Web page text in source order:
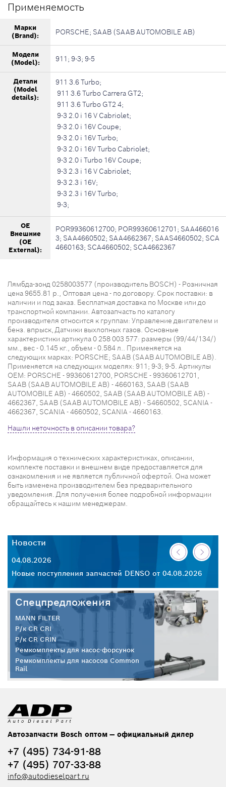
Применяемость
Марки
(Brand):
PORSCHE; SAAB (SAAB AUTOMOBILE AB)
Модели
(Model):
911; 9-3; 9-5
Детали
(Model
details):
911 3.6 Turbo;
911 3.6 Turbo Carrera GT2;
911 3.6 Turbo GT2 4;
9-3 2.0 i 16 V Cabriolet;
9-3 2.0 i 16V Coupe;
9-3 2.0 i 16V Turbo;
9-3 2.0 i 16V Turbo Cabriolet;
9-3 2.0 i Turbo 16V Coupe;
9-3 2.3 i 16 V Cabriolet;
9-3 2.3 i 16V;
9-3 2.3 i 16V Turbo;
9-3;
OE
Внешние
(OE
External):
POR99360612700; POR99360612701; SAA466016
3; SAA4660502; SAA4662367; SAAS4660502; SCA
4660163; SCA4660502; SCA4662367
Лямбда-зонд 0258003577 (производитель BOSCH) - Розничная
цена 9655.81 р., Оптовая цена - по договору. Срок поставки: в
наличии и под заказ. Бесплатная доставка по Москве или до
транспортной компании. Автозапчасть по каталогу
производителя относится к группам: Управление двигателем и
бенз. впрыск, Датчики выхлопных газов. Основные
характеристики артикула 0 258 003 577: размеры (99/44/134/)
мм., вес - 0.145 кг., объем - 0.584 л.. Применяется на
следующих марках: PORSCHE; SAAB (SAAB AUTOMOBILE AB).
Применяется на следующих моделях: 911; 9-3; 9-5. Артикулы
OEM: PORSCHE - 99360612700, PORSCHE - 99360612701,
SAAB (SAAB AUTOMOBILE AB) - 4660163, SAAB (SAAB
AUTOMOBILE AB) - 4660502, SAAB (SAAB AUTOMOBILE AB) -
4662367, SAAB (SAAB AUTOMOBILE AB) - S4660502, SCANIA -
4662367, SCANIA - 4660502, SCANIA - 4660163.
Нашли неточность в описании товара?
Информация о технических характеристиках, описании,
комплекте поставки и внешнем виде предоставляется для
ознакомления и не является публичной офертой. Она может
быть изменена производителем без предварительного
уведомления. Для получения более подробной информации
обращайтесь к нашим менеджерам.
Новости
04.08.2026
Новые поступления запчастей DENSO от 04.08.2026
Спецпредложения
MANN FILTER
Р/к CR CRI
Р/к CR CRIN
Ремкомплекты для насос-форсунок
Ремкомплекты для насосов Common
Rail
Автозапчасти Bosch оптом — официальный дилер
+7 (495) 734-91-88
+7 (495) 707-33-88
info@autodieselpart.ru